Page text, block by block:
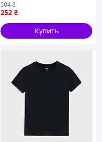
лайкры
252 ₴
504₴
Купить